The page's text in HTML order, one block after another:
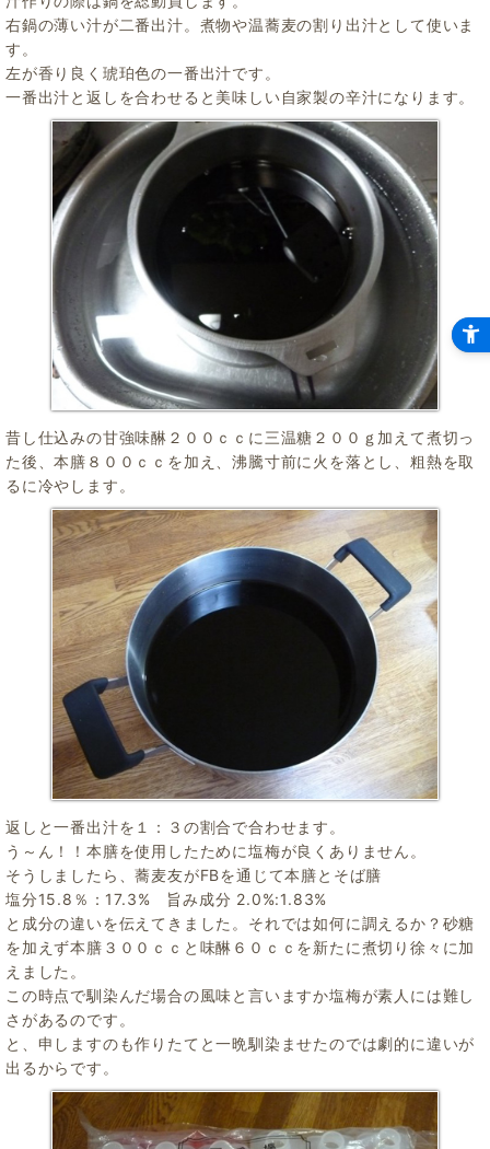
右鍋の薄い汁が二番出汁。煮物や温蕎麦の割り出汁として使いま
す。
左が香り良く琥珀色の一番出汁です。
一番出汁と返しを合わせると美味しい自家製の辛汁になります。
昔し仕込みの甘強味醂２００ｃｃに三温糖２００ｇ加えて煮切っ
た後、本膳８００ｃｃを加え、沸騰寸前に火を落とし、粗熱を取
るに冷やします。
返しと一番出汁を１：３の割合で合わせます。
う～ん！！本膳を使用したために塩梅が良くありません。
そうしましたら、蕎麦友がFBを通じて本膳とそば膳
塩分15.8％：17.3% 旨み成分 2.0%:1.83%
と成分の違いを伝えてきました。それでは如何に調えるか？砂糖
を加えず本膳３００ｃｃと味醂６０ｃｃを新たに煮切り徐々に加
えました。
この時点で馴染んだ場合の風味と言いますか塩梅が素人には難し
さがあるのです。
と、申しますのも作りたてと一晩馴染ませたのでは劇的に違いが
出るからです。